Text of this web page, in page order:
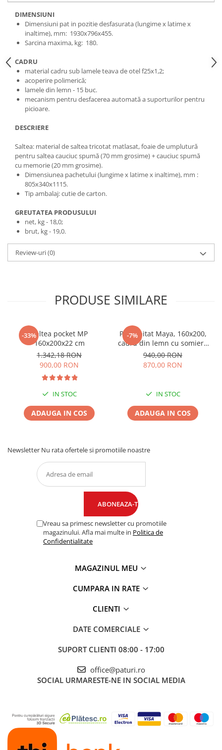
DIMENSIUNI
Dimensiuni pat in pozitie desfasurata (lungime x latime x
inaltime), mm: 1930x796x455.
Sarcina maxima, kg: 180.
CADRU
material cadru sub lamele teava de otel f25x1,2;
acoperire polimerică;
lamele din lemn - 15 buc.
mecanism pentru desfacerea automată a suporturilor pentru
picioare.
DESCRIERE
Saltea: material de saltea tricotat matlasat, foaie de umplutură
pentru saltea cauciuc spumă (70 mm grosime) + cauciuc spumă
cu memorie (20 mm grosime).
Dimensiunea pachetului (lungime x latime x inaltime), mm :
805x340x1115.
Tip ambalaj: cutie de carton.
GREUTATEA PRODUSULUI
net, kg - 18,0;
brut, kg - 19,0.
Review-uri(0)
PRODUSE SIMILARE
-33%Saltea pocket MP
160x200x22 cm
1.342,18 RON
900,00 RON
IN STOC
ADAUGA IN COS
-7%
Pat tapitat Maya, 160x200,
cadru din lemn cu somiera
fixa, culoare Bej
940,00 RON
870,00 RON
IN STOC
ADAUGA IN COS
Newsletter Nu rata ofertele si promotiile noastre
Vreau sa primesc newsletter cu promotiile
magazinului. Afla mai multe in Politica de
Confidentialitate
MAGAZINUL MEU
CUMPARA IN RATE
CLIENTI
DATE COMERCIALE
SUPORT CLIENTI 08:00 - 17:00
office@paturi.ro
SOCIAL URMARESTE-NE IN SOCIAL MEDIA